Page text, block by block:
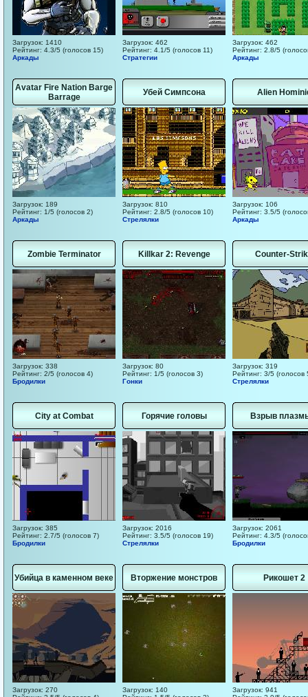
Загрузок: 1410
Рейтинг: 4.3/5 (голосов 15)
Аркады
Загрузок: 462
Рейтинг: 4.1/5 (голосов 11)
Стратегии
Загрузок: 462
Рейтинг: 2.8/5
Аркады
Avatar Fire Nation Barge
Barrage
Загрузок: 189
Рейтинг: 1/5 (голосов 2)
Аркады
Убей Симпсона
Загрузок: 810
Рейтинг: 2.8/5 (голосов 10)
Стрелялки
Alien
Загрузок: 106
Рейтинг: 3.5/5
Аркады
Zombie Terminator
Загрузок: 338
Рейтинг: 2/5 (голосов 4)
Бродилки
Killkar 2: Revenge
Загрузок: 80
Рейтинг: 1/5 (голосов 3)
Гонки
Counter-
Загрузок: 319
Рейтинг: 3/5 (голосов
Стрелялки
City at Combat
Загрузок: 385
Рейтинг: 2.7/5 (голосов 7)
Бродилки
Горячие головы
Загрузок: 2016
Рейтинг: 3.5/5 (голосов 19)
Стрелялки
Взрыв
Загрузок: 2061
Рейтинг: 4.3/5
Бродилки
Убийца в каменном веке
Загрузок: 270
Вторжение монстров
Загрузок: 140
Рикошет 2
Загрузок: 941